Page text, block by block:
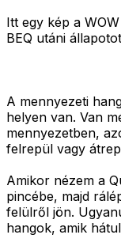
Itt egy kép a
BEQ utáni
A mennyezeti
helyen van. Van
mennyezetben,
felrepül vagy
Amikor nézem a
pincébe, majd
felülről jön.
hangok, amik